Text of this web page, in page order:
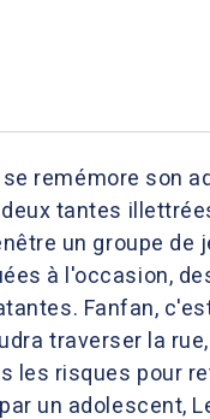
remémore son
tantes
un groupe
à l'occasion,
Fanfan,
traverser la
les risques pour
un adolescent,